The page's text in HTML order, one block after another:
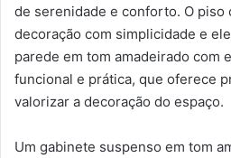
de serenidade e conforto. O piso
decoração com simplicidade e
parede em tom amadeirado com
funcional e prática, que oferece
valorizar a decoração do espaço.
Um gabinete suspenso em tom